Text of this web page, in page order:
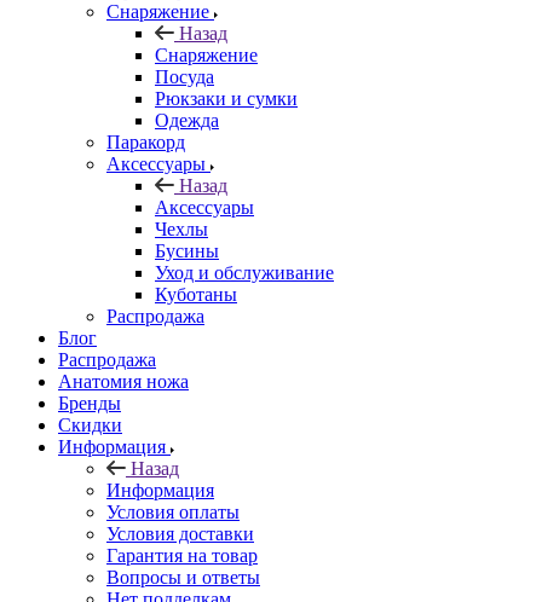
Снаряжение
Назад
Снаряжение
Посуда
Рюкзаки и сумки
Одежда
Паракорд
Аксессуары
Назад
Аксессуары
Чехлы
Бусины
Уход и обслуживание
Куботаны
Распродажа
Блог
Распродажа
Анатомия ножа
Бренды
Скидки
Информация
Назад
Информация
Условия оплаты
Условия доставки
Гарантия на товар
Вопросы и ответы